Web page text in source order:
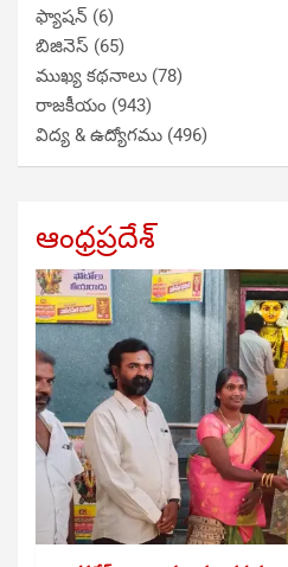
ఫ్యాషన్ (6)
బిజినెస్ (65)
ముఖ్య కథనాలు (78)
రాజకీయం (943)
విద్య & ఉద్యోగము (496)
ఆంధ్రప్రదేశ్